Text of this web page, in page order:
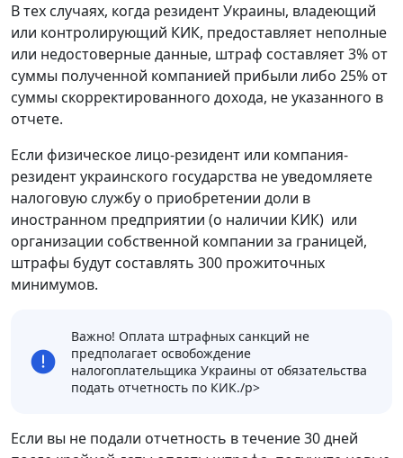
В тех случаях, когда резидент Украины, владеющий
или контролирующий КИК, предоставляет неполные
или недостоверные данные, штраф составляет 3% от
суммы полученной компанией прибыли либо 25% от
суммы скорректированного дохода, не указанного в
отчете.
Если физическое лицо-резидент или компания-
резидент украинского государства не уведомляете
налоговую службу о приобретении доли в
иностранном предприятии (о наличии КИК) или
организации собственной компании за границей,
штрафы будут составлять 300 прожиточных
минимумов.
Важно! Оплата штрафных санкций не
предполагает освобождение
налогоплательщика Украины от обязательства
подать отчетность по КИК./p>
Если вы не подали отчетность в течение 30 дней